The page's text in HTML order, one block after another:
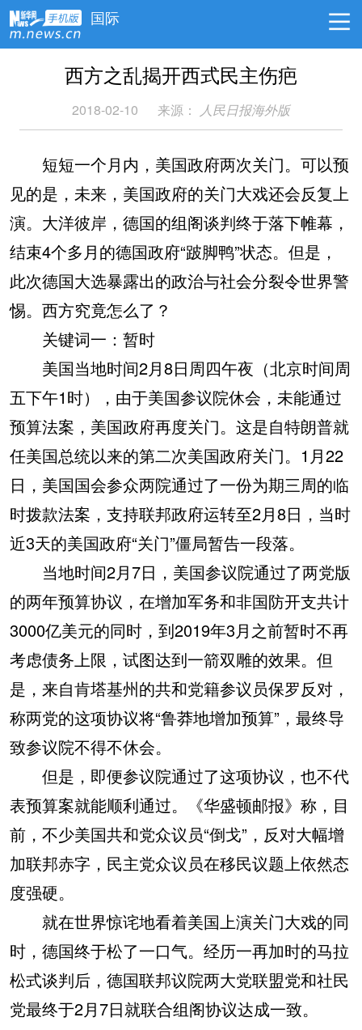
国际
西方之乱揭开西式民主伤疤
2018-02-10 来源： 人民日报海外版
短短一个月内，美国政府两次关门。可以预
见的是，未来，美国政府的关门大戏还会反复上
演。大洋彼岸，德国的组阁谈判终于落下帷幕，
结束4个多月的德国政府“跛脚鸭”状态。但是，
此次德国大选暴露出的政治与社会分裂令世界警
惕。西方究竟怎么了？
关键词一：暂时
美国当地时间2月8日周四午夜（北京时间周
五下午1时），由于美国参议院休会，未能通过
预算法案，美国政府再度关门。这是自特朗普就
任美国总统以来的第二次美国政府关门。1月22
日，美国国会参众两院通过了一份为期三周的临
时拨款法案，支持联邦政府运转至2月8日，当时
近3天的美国政府“关门”僵局暂告一段落。
当地时间2月7日，美国参议院通过了两党版
的两年预算协议，在增加军务和非国防开支共计
3000亿美元的同时，到2019年3月之前暂时不再
考虑债务上限，试图达到一箭双雕的效果。但
是，来自肯塔基州的共和党籍参议员保罗反对，
称两党的这项协议将“鲁莽地增加预算”，最终导
致参议院不得不休会。
但是，即便参议院通过了这项协议，也不代
表预算案就能顺利通过。《华盛顿邮报》称，目
前，不少美国共和党众议员“倒戈”，反对大幅增
加联邦赤字，民主党众议员在移民议题上依然态
度强硬。
就在世界惊诧地看着美国上演关门大戏的同
时，德国终于松了一口气。经历一再加时的马拉
松式谈判后，德国联邦议院两大党联盟党和社民
党最终于2月7日就联合组阁协议达成一致。